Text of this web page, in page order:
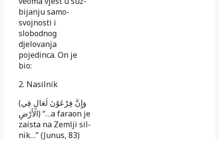
bi­janju sa­mo­
svojnosti i
slobodnog
djelovanja
pojedinca. On je
bio:
2. Nasilnik
(وَإِنَّ فِرْعَوْنَ لَعَالٍ فِي
الأَرْضِ) “…a faraon je
zaista na Zemlji sil­­
nik…” (Junus, 83)